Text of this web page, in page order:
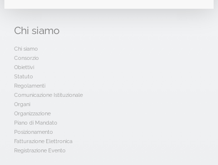
Chi siamo
Chi siamo
Consorzio
Obiettivi
Statuto
Regolamenti
Comunicazione Istituzionale
Organi
Organizzazione
Piano di Mandato
Posizionamento
Fatturazione Elettronica
Registrazione Evento